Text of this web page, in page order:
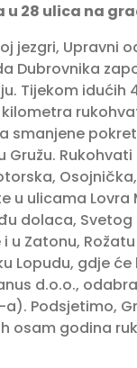
28 ulica na
jezgri, Upravni
Dubrovnika
Tijekom idućih
u ulicama
dolaca, Svetog
u Zatonu,
Lopudu, gdje
d.o.o.,
Podsjetimo,
osam godina